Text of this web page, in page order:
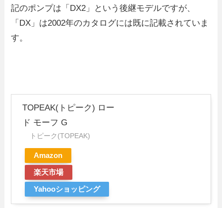
記のポンプは「DX2」という後継モデルですが、
「DX」は2002年のカタログには既に記載されていま
す。
TOPEAK(トピーク) ロー
ド モーフ G
トピーク(TOPEAK)
Amazon
楽天市場
Yahooショッピング